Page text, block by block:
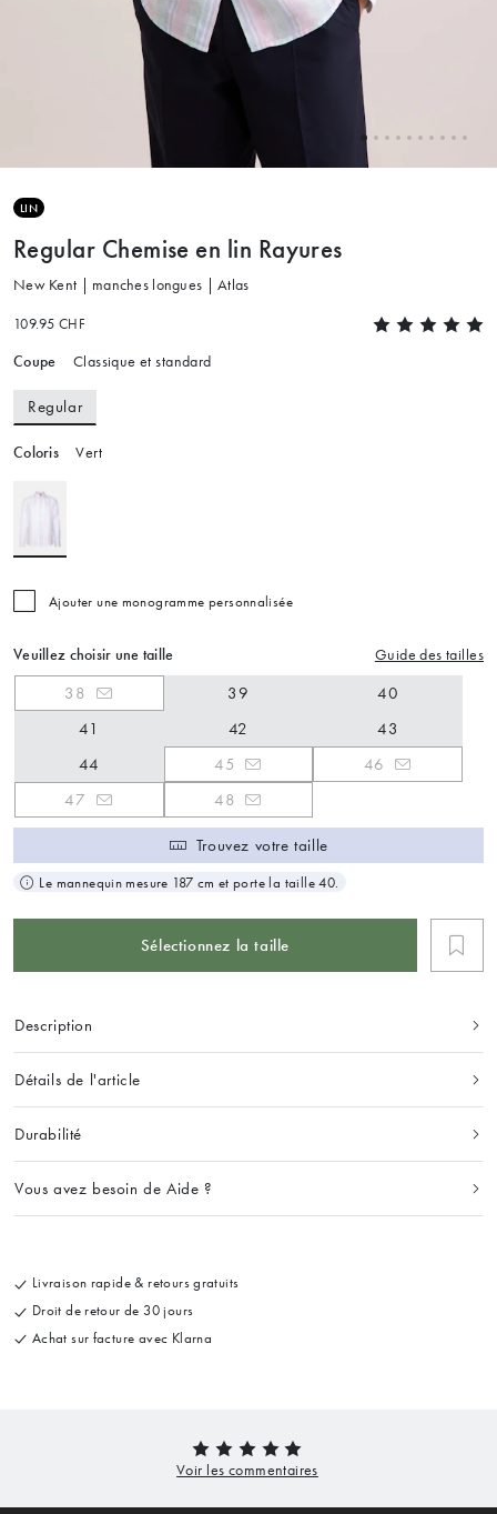
LIN
Regular Chemise en lin Rayures
New Kent | manches longues | Atlas
109.95 CHF
Coupe Classique et standard
Regular
Coloris Vert
Ajouter une monogramme personnalisée
Veuillez choisir une taille Guide des tailles
38 39
40
41
42
43
44
45
46
47
48
Trouvez votre taille
Le mannequin mesure 187 cm et porte la taille 40.
Sélectionnez la taille
Description
Détails de l'article
Durabilité
Vous avez besoin de Aide ?
Livraison rapide & retours gratuits
Droit de retour de 30 jours
Achat sur facture avec Klarna